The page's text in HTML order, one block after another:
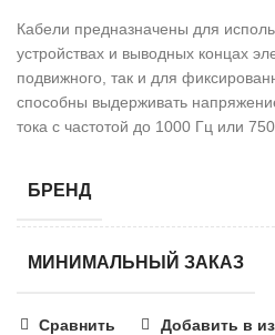
Кабели предназначены для
устройствах и выводных концах
подвижного, так и для
способны выдерживать
тока с частотой до 1000 Гц или
БРЕНД
МИНИМАЛЬНЫЙ ЗАКАЗ
Сравнить Добавить в